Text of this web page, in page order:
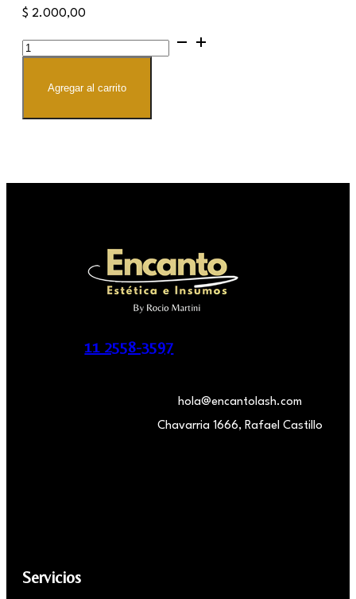
$ 2.000,00
Wipes
cantidad
Agregar al carrito
11 2558-3597
hola@encantolash.com
Chavarria 1666, Rafael Castillo
Servicios